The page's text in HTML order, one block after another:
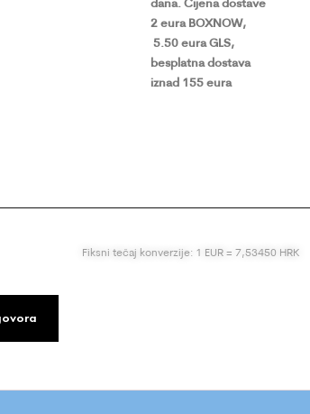
2 eura BOXNOW,
5.50 eura GLS,
besplatna dostava
iznad 155 eura
Fiksni tečaj konverzije: 1 EUR = 7,53450 HRK